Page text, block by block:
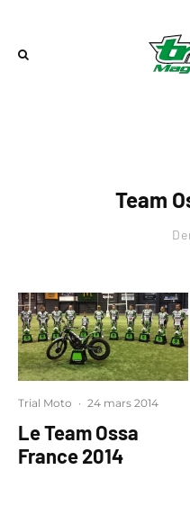
Team
Trial Moto · 24 mars 2014
Le Team Ossa
France 2014